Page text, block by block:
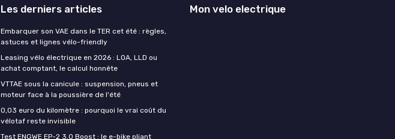
Les derniers articles
Embarquer son VAE dans le TER cet été : règles,
astuces et lignes vélo-friendly
Leasing vélo électrique en 2026 : LOA, LLD ou
achat comptant, le calcul honnête
VTTAE sous la canicule : suspension, pneus et
moteur face à la poussière de l'été
0,03 euro du kilomètre : pourquoi le vrai coût du
vélotaf reste invisible
Test ENGWE EP-2 3.0 Boost : le e-bike pliant
Mon velo electrique